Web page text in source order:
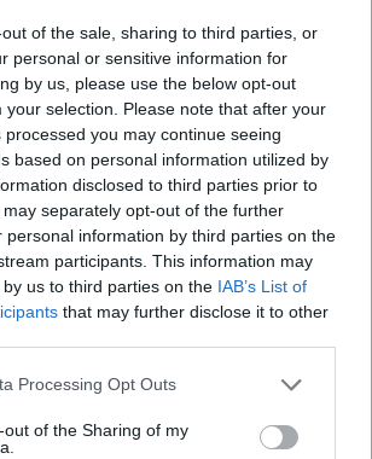
of the sale, sharing to third parties, or
personal or sensitive information for
by us, please use the below opt-out
your selection. Please note that after your
you may continue seeing
based on personal information utilized by
disclosed to third parties prior to
separately opt-out of the further
personal information by third parties on the
participants. This information may
us to third parties on the IAB’s List of
that may further disclose it to other
Processing Opt Outs
out of the Sharing of my
This site is protected by
reCAPTCHA and the Google
Privacy PolicyandTerms of